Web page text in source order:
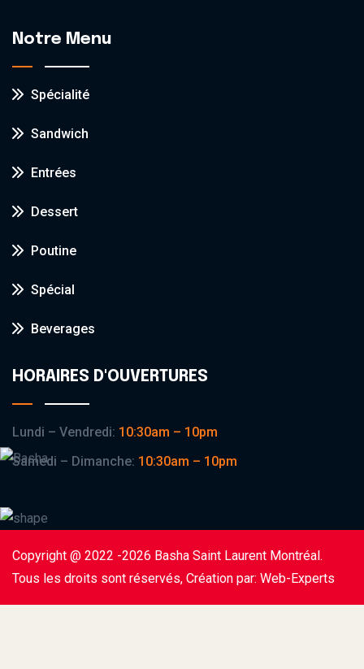
Notre Menu
Spécialité
Sandwich
Entrées
Dessert
Poutine
Spécial
Beverages
HORAIRES D'OUVERTURES
Lundi – Vendredi: 10:30am – 10pm
Samedi – Dimanche: 10:30am – 10pm
Copyright @ 2022 -2026 Basha Saint Laurent Montréal.
Tous les droits sont réservés, Création par: Web-Experts